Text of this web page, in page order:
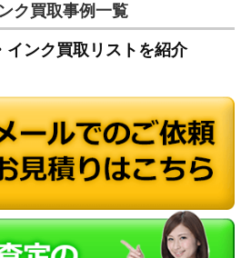
ク買取事例一覧
インク買取リストを紹介